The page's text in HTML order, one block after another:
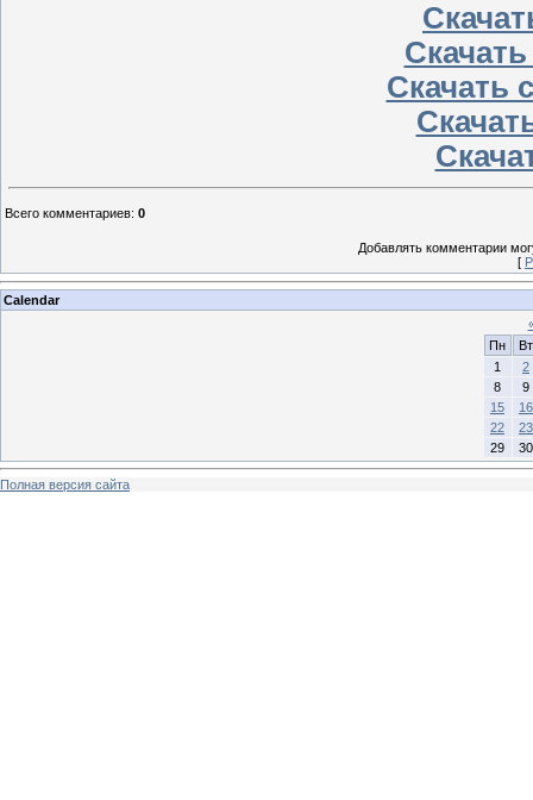
Скачать
Всего комментариев: 0
Добавлять комментарии
[
Calendar
Пн
Вт
1
2
8
9
15
16
22
23
29
30
Полная версия сайта